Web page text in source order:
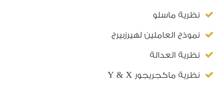
نظرية ماسلو
نموذج العاملين لهيرزبيرج
نظرية العدالة
نظرية ماكجريجور Y & X